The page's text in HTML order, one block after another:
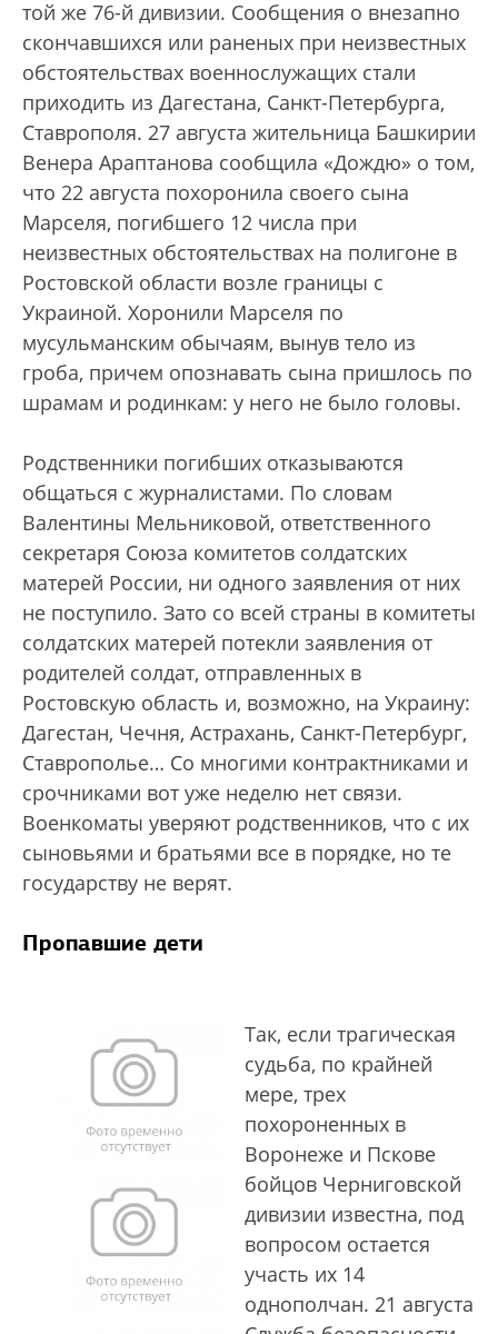
той же 76-й дивизии. Сообщения о внезапно
скончавшихся или раненых при неизвестных
обстоятельствах военнослужащих стали
приходить из Дагестана, Санкт-Петербурга,
Ставрополя. 27 августа жительница Башкирии
Венера Араптанова сообщила «Дождю» о том,
что 22 августа похоронила своего сына
Марселя, погибшего 12 числа при
неизвестных обстоятельствах на полигоне в
Ростовской области возле границы с
Украиной. Хоронили Марселя по
мусульманским обычаям, вынув тело из
гроба, причем опознавать сына пришлось по
шрамам и родинкам: у него не было головы.
Родственники погибших отказываются
общаться с журналистами. По словам
Валентины Мельниковой, ответственного
секретаря Союза комитетов солдатских
матерей России, ни одного заявления от них
не поступило. Зато со всей страны в комитеты
солдатских матерей потекли заявления от
родителей солдат, отправленных в
Ростовскую область и, возможно, на Украину:
Дагестан, Чечня, Астрахань, Санкт-Петербург,
Ставрополье… Со многими контрактниками и
срочниками вот уже неделю нет связи.
Военкоматы уверяют родственников, что с их
сыновьями и братьями все в порядке, но те
государству не верят.
Пропавшие дети
Так, если трагическая
судьба, по крайней
мере, трех
похороненных в
Воронеже и Пскове
бойцов Черниговской
дивизии известна, под
вопросом остается
участь их 14
однополчан. 21 августа